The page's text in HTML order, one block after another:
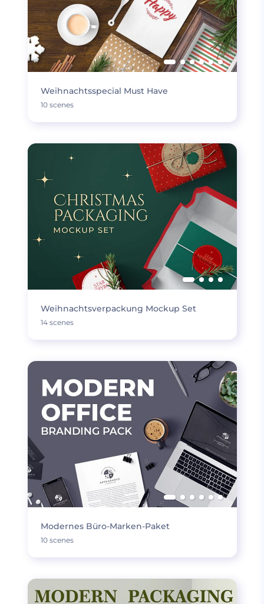
Weihnachtsspecial Must Have
10 scenes
Weihnachtsverpackung Mockup Set
14 scenes
Modernes Büro-Marken-Paket
10 scenes